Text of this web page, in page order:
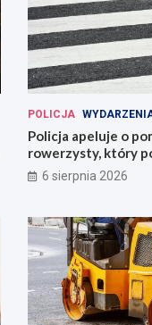
POLICJA
Policja apeluje o
rowerzysty, który
6 sierpnia 2026